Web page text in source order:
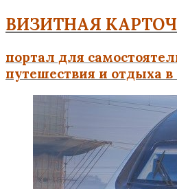
ВИЗИТНАЯ
портал для
путешествия и отдыха в